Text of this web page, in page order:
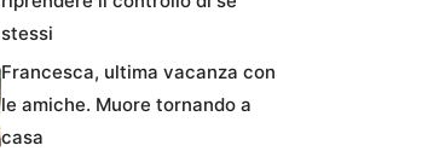
stessi
Francesca, ultima vacanza con
le amiche. Muore tornando a
casa